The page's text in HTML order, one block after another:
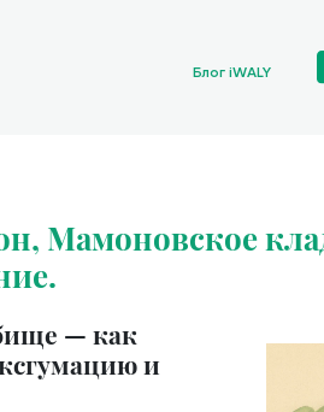
Блог iWALY
Мамоновское
— как
и